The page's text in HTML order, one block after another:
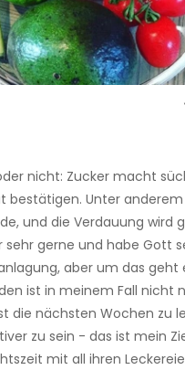
nicht: Zucker macht
bestätigen. Unter
und die Verdauung wird
sehr gerne und habe Gott
aber um das geht
ist in meinem Fall nicht
die nächsten Wochen zu
zu sein - das ist mein
mit all ihren